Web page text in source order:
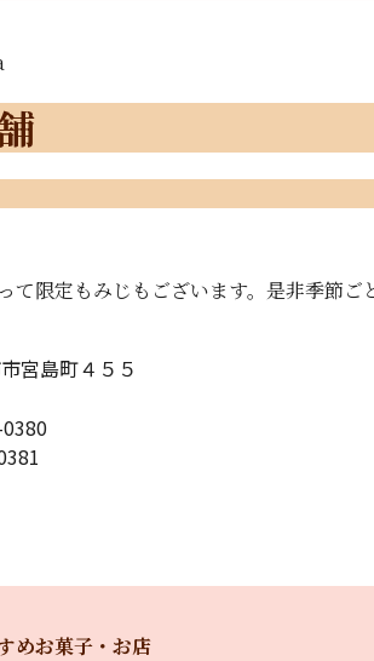
て限定もみじもございます。是非季節
宮島町４５５
めお菓子・お店